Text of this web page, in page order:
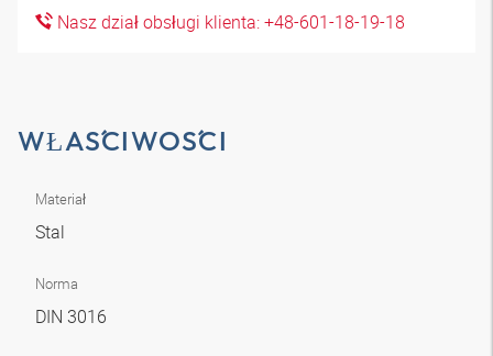
Nasz dział obsługi klienta: +48-601-18-19-18
WŁAŚCIWOŚCI
Materiał
Stal
Norma
DIN 3016